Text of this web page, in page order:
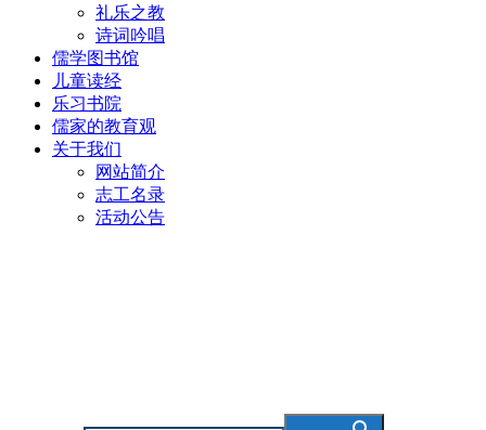
礼乐之教
诗词吟唱
儒学图书馆
儿童读经
乐习书院
儒家的教育观
关于我们
网站简介
志工名录
活动公告